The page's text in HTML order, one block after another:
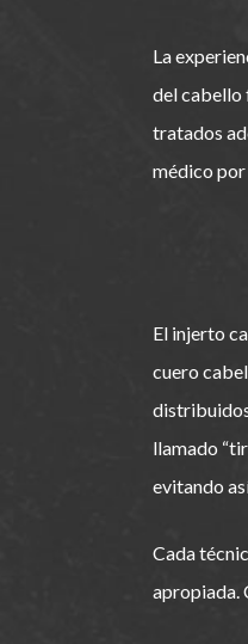
La
del cabello
tratados
médico
El injerto
cuero
llamado
evitando
Cada
apropiada.